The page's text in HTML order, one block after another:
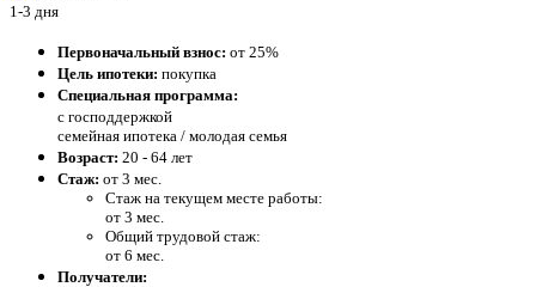
1-3 дня
Первоначальный взнос: от 25%
Цель ипотеки: покупка
Специальная программа:
с господдержкой
семейная ипотека / молодая семья
Возраст: 20 - 64 лет
Стаж: от 3 мес.
Стаж на текущем месте работы:
от 3 мес.
Общий трудовой стаж:
от 6 мес.
Получатели: